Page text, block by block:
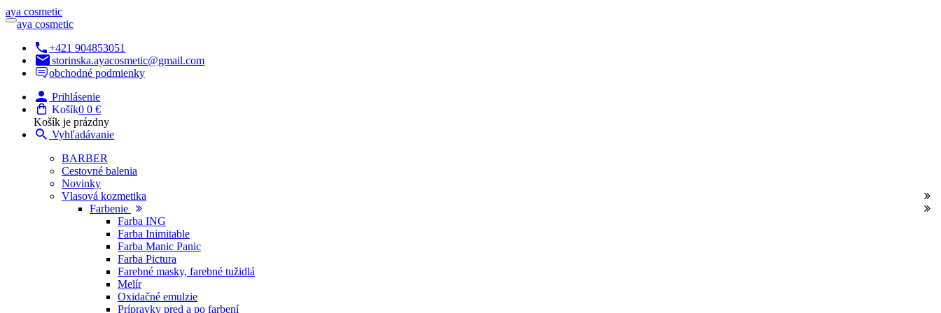
aya cosmetic
aya cosmetic
+421 904853051
storinska.ayacosmetic@gmail.com
obchodné podmienky
Prihlásenie
Košík0 0 €
Košík je prázdny
Vyhľadávanie
BARBER
Cestovné balenia
Novinky
Vlasová kozmetika
Farbenie
Farba ING
Farba Inimitable
Farba Manic Panic
Farba Pictura
Farebné masky, farebné tužidlá
Melír
Oxidačné emulzie
Prípravky pred a po farbení